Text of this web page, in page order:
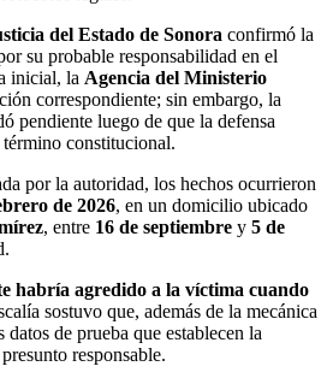
del Estado de Sonora confirmó la
su probable responsabilidad en el
inicial, la Agencia del Ministerio
correspondiente; sin embargo, la
pendiente luego de que la defensa
constitucional.
por la autoridad, los hechos ocurrieron
de 2026, en un domicilio ubicado
, entre 16 de septiembre y 5 de
habría agredido a la víctima cuando
sostuvo que, además de la mecánica
de prueba que establecen la
responsable.